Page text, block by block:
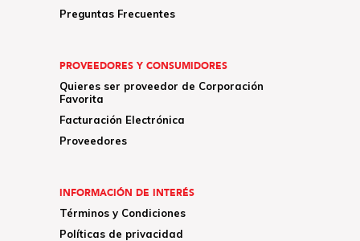
Preguntas Frecuentes
PROVEEDORES Y CONSUMIDORES
Quieres ser proveedor de Corporación
Favorita
Facturación Electrónica
Proveedores
INFORMACIÓN DE INTERÉS
Términos y Condiciones
Políticas de privacidad